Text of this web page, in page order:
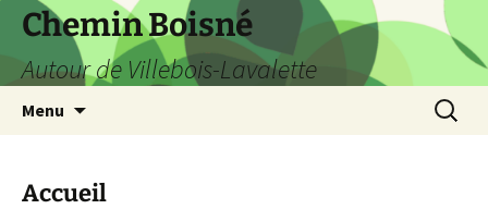
Aller
contenu
Chemin Boisné
Autour de Villebois-Lavalette
Menu
Accueil